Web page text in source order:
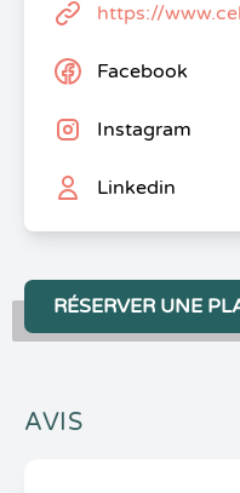
https://
Facebook
Instagram
Linkedin
RÉSERVER UNE
AVIS